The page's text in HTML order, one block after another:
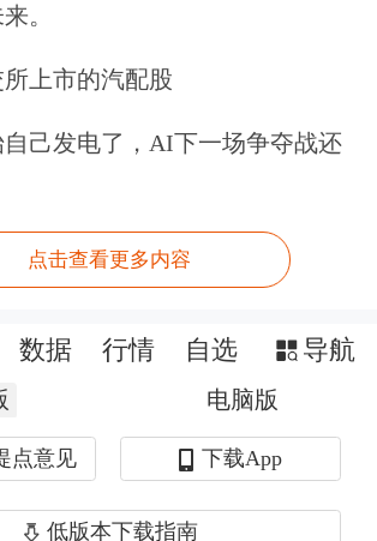
色金属价格与股票行情的
充足，供应扰动、需求的
已至，“超级周期”势不可
（159876）及其联接基金
，C类：017141）
盖铜、铝、黄金、稀土、锂
。
上市的汽配股
己发电了，AI下一场争夺战还
点击查看更多内容
数据 行情 自选 导航
电脑版
点意见 下载App
低版本下载指南